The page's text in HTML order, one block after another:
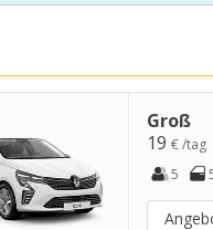
Groß
19 € /tag
5